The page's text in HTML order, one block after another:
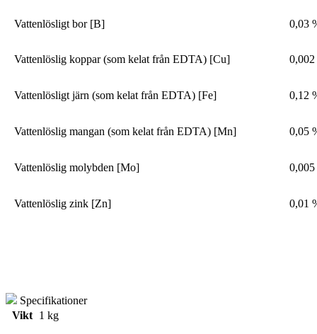
Vattenlösligt bor [B] 0,03
Vattenlöslig koppar (som kelat från EDTA) [Cu] 0,002
Vattenlösligt järn (som kelat från EDTA) [Fe] 0,12
Vattenlöslig mangan (som kelat från EDTA) [Mn] 0,05
Vattenlöslig molybden [Mo] 0,005
Vattenlöslig zink [Zn] 0,01
Specifikationer
Vikt
1 kg